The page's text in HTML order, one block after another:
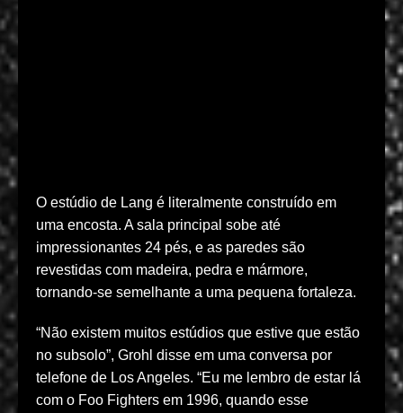
O estúdio de Lang é literalmente construído em
uma encosta. A sala principal sobe até
impressionantes 24 pés, e as paredes são
revestidas com madeira, pedra e mármore,
tornando-se semelhante a uma pequena fortaleza.
“Não existem muitos estúdios que estive que estão
no subsolo”, Grohl disse em uma conversa por
telefone de Los Angeles. “Eu me lembro de estar lá
com o Foo Fighters em 1996, quando esse